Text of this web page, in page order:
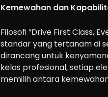
Kemewahan dan
Filosofi “Drive First Class,
standar yang tertanam di
dirancang untuk
kelas profesional, setiap
memilih antara